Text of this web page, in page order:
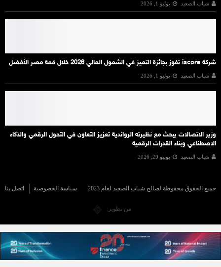
شباب الصعيد يوليو 1, 2026
شركة iscore تفوز بجائزة التميز في الشمول المالي 2026 خلال قمة مصر الأفضل
شباب الصعيد يوليو 1, 2026
وزير الاتصالات يبحث مع نظيرته الرواندية تعزيز التعاون في التحول الرقمي والذكاء
الاصطناعي وبناء القدرات الرقمية
شباب الصعيد يونيو 29, 2026
جميع الحقوق محفوظة لصالح شباب الصعيد لعام 2023 سياسة الخصوصية اتصل بنا
من تطوير: